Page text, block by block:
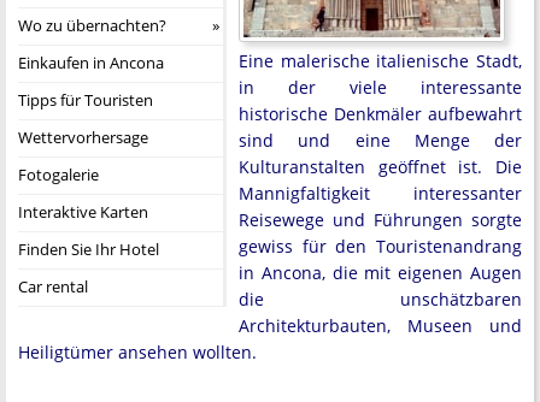
Wo zu übernachten?
Einkaufen in Ancona
Tipps für Touristen
Wettervorhersage
Fotogalerie
Interaktive Karten
Finden Sie Ihr Hotel
Car rental
Eine malerische italienische Stadt,
in der viele interessante
historische Denkmäler aufbewahrt
sind und eine Menge der
Kulturanstalten geöffnet ist. Die
Mannigfaltigkeit interessanter
Reisewege und Führungen sorgte
gewiss für den Touristenandrang
in Ancona, die mit eigenen Augen
die unschätzbaren
Architekturbauten, Museen und
Heiligtümer ansehen wollten.